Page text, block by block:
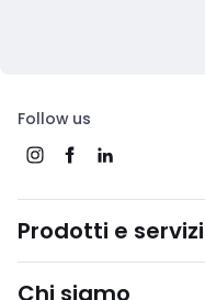
Follow us
Prodotti e servizi
Chi siamo